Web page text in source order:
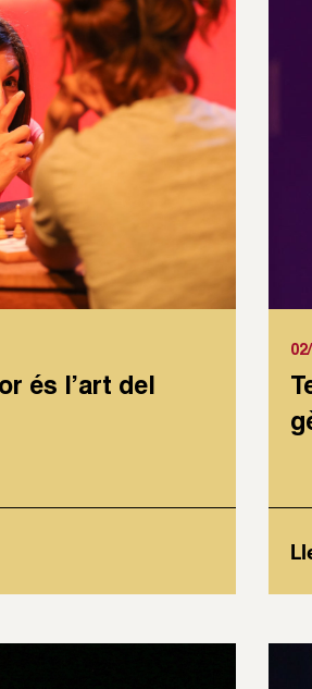
és l’art del